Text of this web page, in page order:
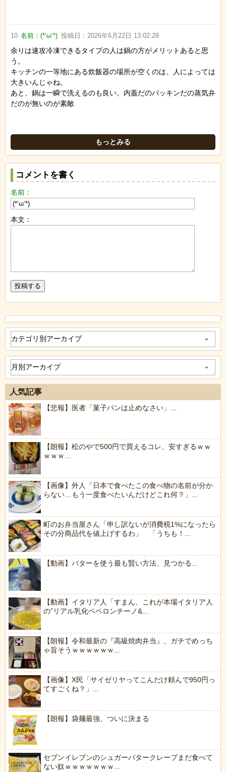
10 名前：(*‘ω‘*) 投稿日： 2026年6月22日 13:02:28
余りは速攻冷凍できるタイプの人は鍋の方がメリットあると思
う。
キッチンの一等地にある炊飯器の場所が空くのは、人によっては
大きいんじゃね。
あと、鍋は一瞬で洗えるのも良い。内蓋だのパッキンだの蒸気弁
だのが無いのが素敵
もっとみる
コメントを書く
名前：
本文：
人気記事
【悲報】医者「菓子パンは止めなさい」...
【朗報】松のやで500円で買えるコレ、安すぎるｗｗ
ｗｗｗ...
【画像】外人「日本で食べたこの食べ物の名前が分か
らない…もう一度食べたいんだけどこれ何？」...
町のお弁当屋さん「申し訳ないが消費税1%になったら
その分商品代を値上げするわ」 「うちも！...
【動画】バターを使う最も賢い方法、見つかる...
【動画】イタリア人「すまん、これが本場イタリア人
の”リアル乳化ペペロンチーノ&...
【朗報】令和最新の『高級焼肉弁当』、ガチでめっち
ゃ旨そうｗｗｗｗｗｗ...
【画像】X民「サイゼリヤってこんだけ頼んで950円っ
てすごくね？」...
【朗報】袋麺最強、ついに決まる
セブンイレブンのシュガーバタークレープまだ食べて
ない奴ｗｗｗｗｗｗｗ...